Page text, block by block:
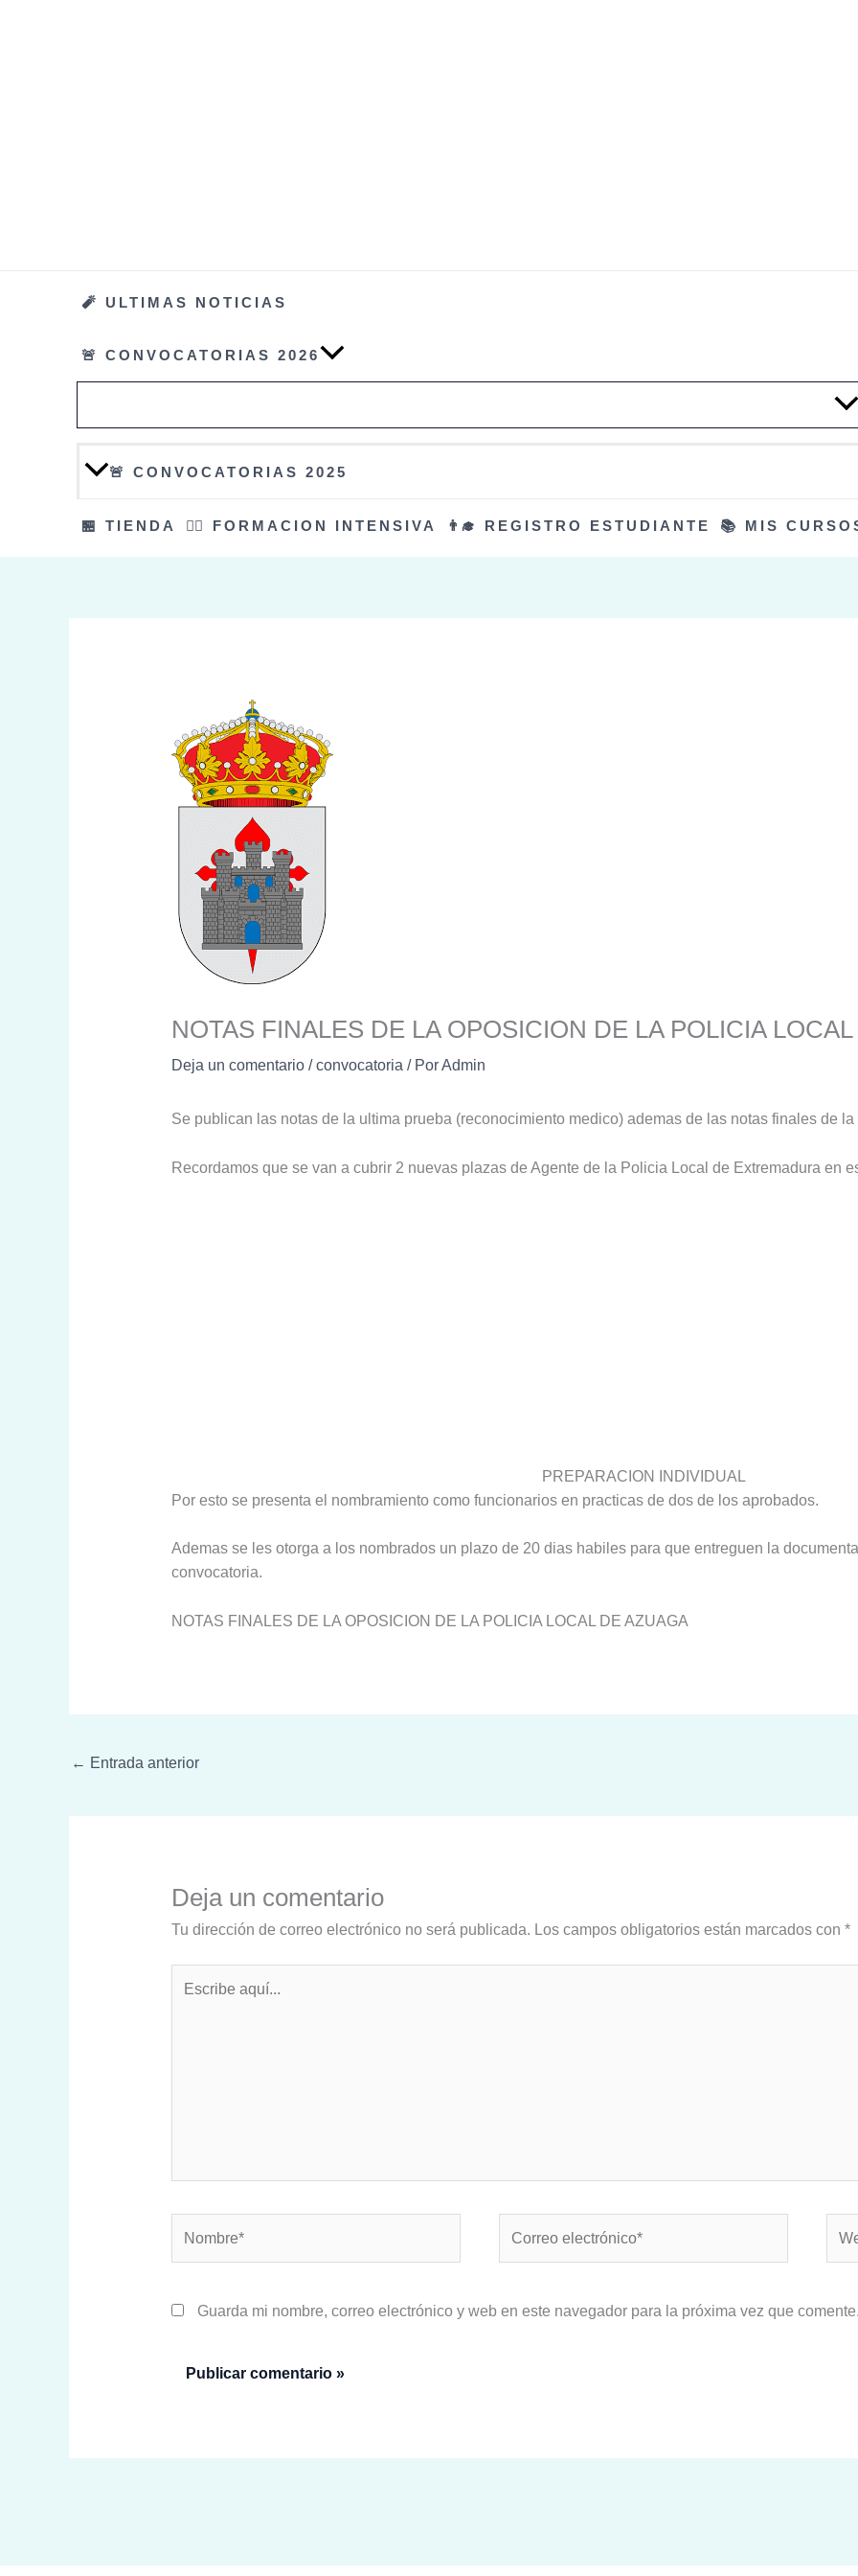
🧨 ULTIMAS NOTICIAS
🚨 CONVOCATORIAS 2026
🚨 CONVOCATORIAS 2025
🏪 TIENDA 👮‍♀️ FORMACION INTENSIVA 👨‍🎓 REGISTRO ESTUDIANTE 📚 MIS
NOTAS FINALES DE LA OPOSICION DE LA POLICIA
Deja un comentario / convocatoria/ PorAdmin
Se publican las notas de la ultima prueba (reconocimiento medico) ademas de las notas finales de
Recordamos que se van a cubrir 2 nuevas plazas de Agente de la Policia Local de Extremadura en
PREPARACION INDIVIDUAL
Por esto se presenta el nombramiento como funcionarios en practicas de dos de los aprobados.
Ademas se les otorga a los nombrados un plazo de 20 dias habiles para que entreguen la
convocatoria.
NOTAS FINALES DE LA OPOSICION DE LA POLICIA LOCAL DE AZUAGA
← Entrada anterior
Deja un comentario
Tu dirección de correo electrónico no será publicada. Los campos obligatorios están marcados con *
aquí...
electrónico*
Guarda mi nombre, correo electrónico y web en este navegador para la próxima vez que